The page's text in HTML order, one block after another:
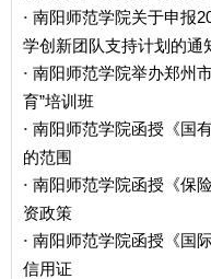
· 南阳师范学院关于申报
学创新团队支持计划的通
· 南阳师范学院举办郑州
育”培训班
· 南阳师范学院函授《国
的范围
· 南阳师范学院函授《保
资政策
· 南阳师范学院函授《国
信用证